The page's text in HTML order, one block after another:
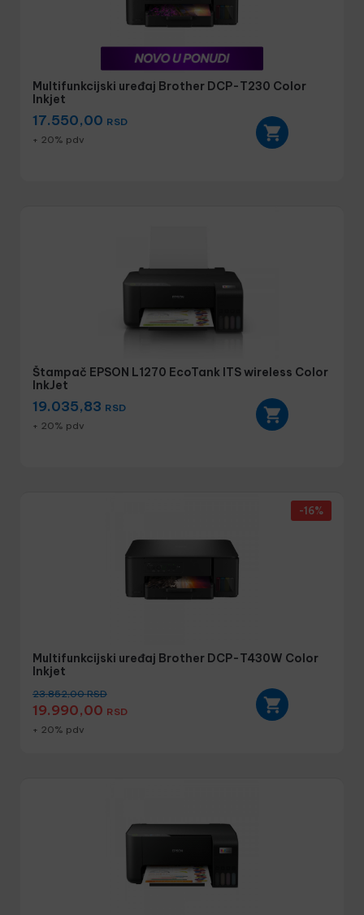
Multifunkcijski uređaj Brother DCP-T230 Color
Inkjet
17.550,00 RSD
+ 20% pdv
Štampač EPSON L1270 EcoTank ITS wireless Color
InkJet
19.035,83 RSD
+ 20% pdv
Multifunkcijski uređaj Brother DCP-T430W Color
Inkjet
23.852,00RSD
19.990,00 RSD
-16%
+ 20% pdv